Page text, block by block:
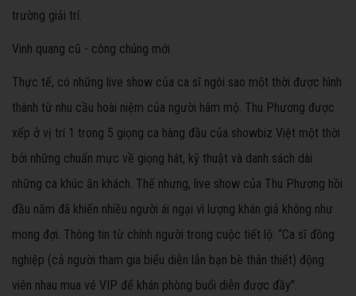
trường giải trí.
Vinh quang cũ - công chúng mới
Thực tế, có những live show của ca sĩ ngôi sao một thời được hình
thành từ nhu cầu hoài niệm của người hâm mộ. Thu Phương được
xếp ở vị trí 1 trong 5 giọng ca hàng đầu của showbiz Việt một thời
bởi những chuẩn mực về giọng hát, kỹ thuật và danh sách dài
những ca khúc ăn khách. Thế nhưng, live show của Thu Phương hồi
đầu năm đã khiến nhiều người ái ngại vì lượng khán giả không như
mong đợi. Thông tin từ chính người trong cuộc tiết lộ: “Ca sĩ đồng
nghiệp (cả người tham gia biểu diễn lẫn bạn bè thân thiết) động
viên nhau mua vé VIP để khán phòng buổi diễn được đầy”.